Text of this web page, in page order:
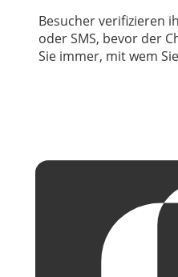
Besucher verifizieren
oder SMS, bevor der
Sie immer, mit wem